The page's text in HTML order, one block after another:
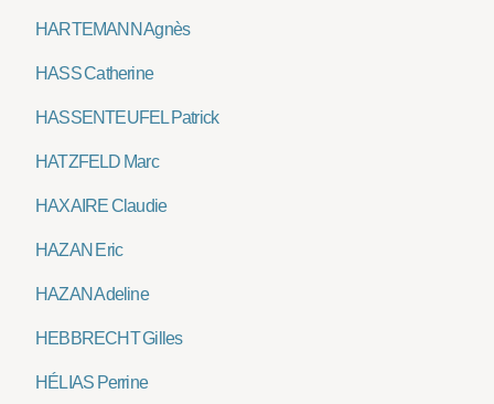
HARTEMANN Agnès
HASS Catherine
HASSENTEUFEL Patrick
HATZFELD Marc
HAXAIRE Claudie
HAZAN Eric
HAZAN Adeline
HEBBRECHT Gilles
HÉLIAS Perrine